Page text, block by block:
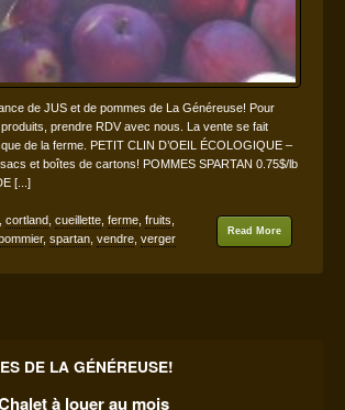
de JUS et de pommes de La Généreuse! Pour
prendre RDV avec nous. La vente se fait
de la ferme. PETIT CLIN D’OEIL ÉCOLOGIQUE –
et boîtes de cartons! POMMES SPARTAN 0.75$/lb
[...]
Read More
cortland cueillette ferme fruits
, spartan vendre verger
DE LA GÉNÉREUSE!
à louer au mois